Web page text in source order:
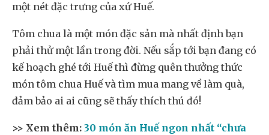
một nét đặc trưng của xứ Huế.
Tôm chua là một món đặc sản mà nhất định bạn
phải thử một lần trong đời. Nếu sắp tới bạn đang có
kế hoạch ghé tới Huế thì đừng quên thưởng thức
món tôm chua Huế và tìm mua mang về làm quà,
đảm bảo ai ai cũng sẽ thấy thích thú đó!
>> Xem thêm: 30 món ăn Huế ngon nhất “chưa